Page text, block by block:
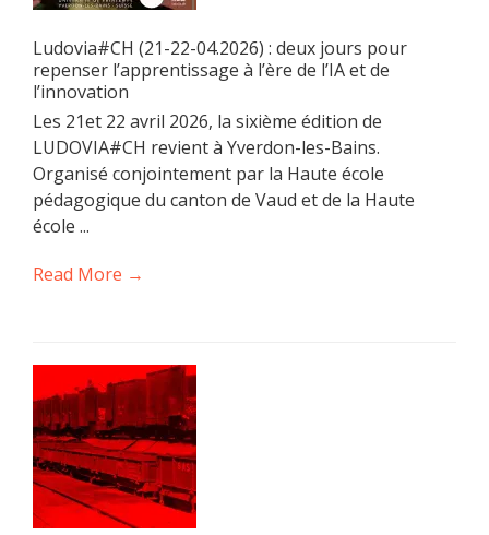
Ludovia#CH (21-22-04.2026) : deux jours pour
repenser l’apprentissage à l’ère de l’IA et de
l’innovation
Les 21et 22 avril 2026, la sixième édition de
LUDOVIA#CH revient à Yverdon-les-Bains.
Organisé conjointement par la Haute école
pédagogique du canton de Vaud et de la Haute
école ...
Read More →